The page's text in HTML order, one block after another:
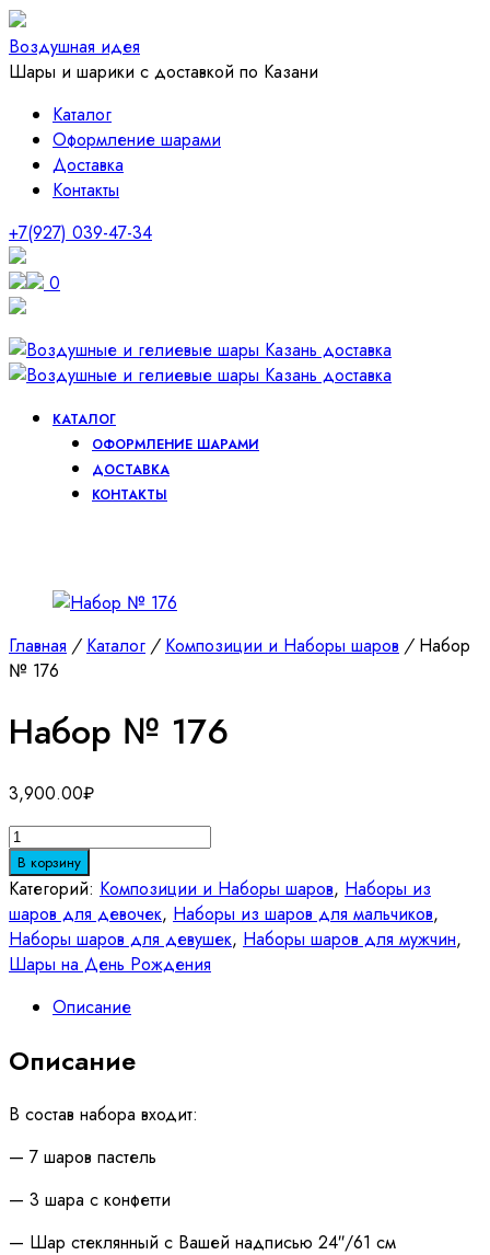
Воздушная идея
Шары и шарики с доставкой по Казани
Каталог
Оформление шарами
Доставка
Контакты
+7(927) 039-47-34
0
КАТАЛОГ
ОФОРМЛЕНИЕ ШАРАМИ
ДОСТАВКА
КОНТАКТЫ
Главная / Каталог / Композиции и Наборы шаров /Набор
№ 176
Набор № 176
3,900.00₽
Количество
товара
Набор
№
176
В корзину
Категорий: Композиции и Наборы шаров, Наборы из
шаров для девочек, Наборы из шаров для мальчиков,
Наборы шаров для девушек, Наборы шаров для мужчин,
Шары на День Рождения
Описание
Описание
В состав набора входит:
— 7 шаров пастель
— 3 шара с конфетти
— Шар стеклянный с Вашей надписью 24″/61 см